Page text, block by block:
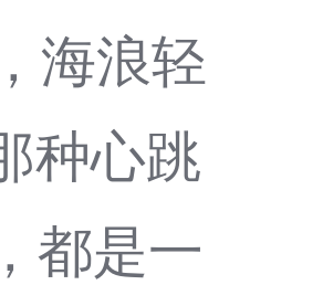
海浪轻
种心跳
都是一